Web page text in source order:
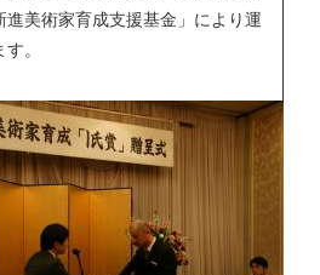
進美術家育成支援基金」により運
。